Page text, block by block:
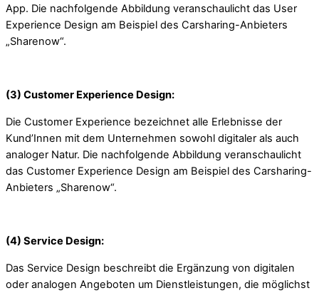
App. Die nachfolgende Abbildung veranschaulicht das User
Experience Design am Beispiel des Carsharing-Anbieters
„Sharenow“.
(3) Customer Experience Design:
Die Customer Experience bezeichnet alle Erlebnisse der
Kund’Innen mit dem Unternehmen sowohl digitaler als auch
analoger Natur. Die nachfolgende Abbildung veranschaulicht
das Customer Experience Design am Beispiel des Carsharing-
Anbieters „Sharenow“.
(4) Service Design:
Das Service Design beschreibt die Ergänzung von digitalen
oder analogen Angeboten um Dienstleistungen, die möglichst